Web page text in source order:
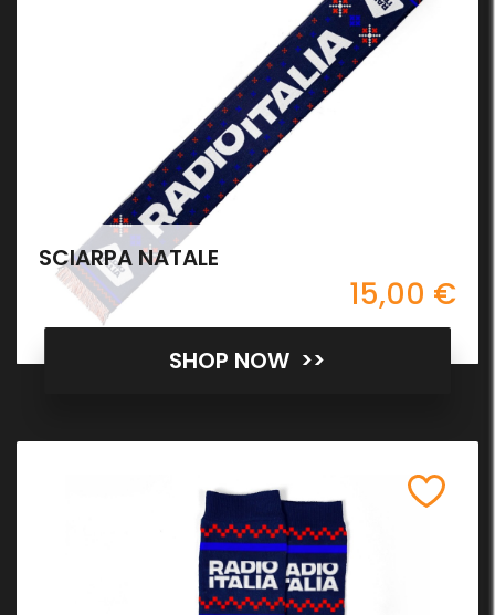
SCIARPA NATALE
15,00 €
SHOP NOW >>